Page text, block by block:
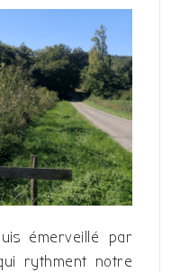
émerveillé par
rythment notre